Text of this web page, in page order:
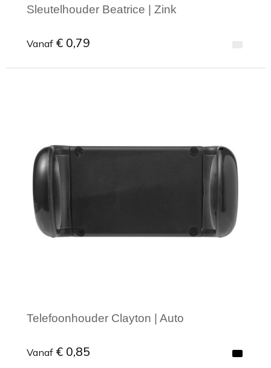
Sleutelhouder Beatrice | Zink
Vanaf € 0,79
Telefoonhouder Clayton | Auto
Vanaf € 0,85